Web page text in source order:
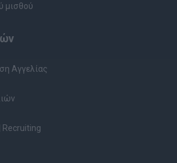
μισθού
Αγγελίας